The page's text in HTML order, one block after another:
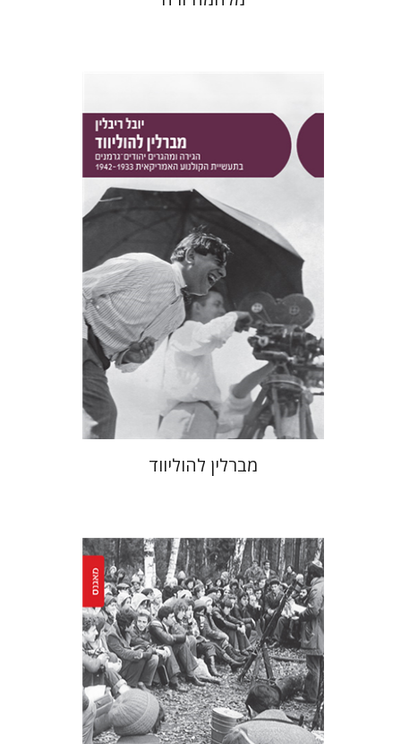
יובל ריבלין
הנחת אתר ספר מודפס
$46
$41
מברלין להוליווד
יעקב רואי איליה וובשין